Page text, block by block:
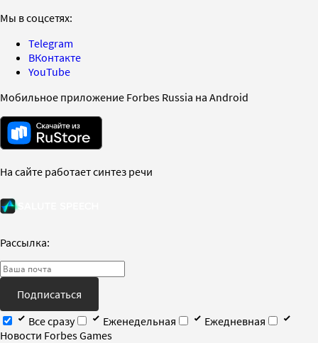
Мы в соцсетях:
Telegram
ВКонтакте
YouTube
Мобильное приложение Forbes Russia на Android
На сайте работает синтез речи
Рассылка:
Подписаться
Все сразу
Еженедельная
Ежедневная
Новости Forbes Games